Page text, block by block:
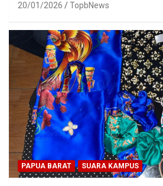
20/01/2026 TopbNews
PAPUA BARAT SUARA KAMPUS